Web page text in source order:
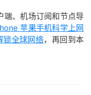
端、机场订阅和节点导
苹果手机科学上网
全球网络，再回到本